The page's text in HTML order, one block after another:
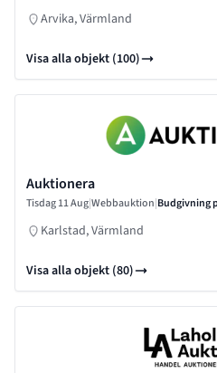
Arvika, Värmland
Visa alla objekt (100)
Auktionera
Tisdag 11 Aug|Webbauktion|Budgivning
Karlstad, Värmland
Visa alla objekt (80)